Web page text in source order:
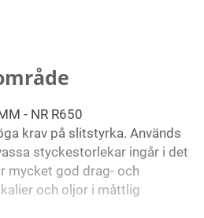
- NR R650
krav på slitstyrka. Används
styckestorlekar ingår i det
mycket god drag- och
och oljor i måttlig